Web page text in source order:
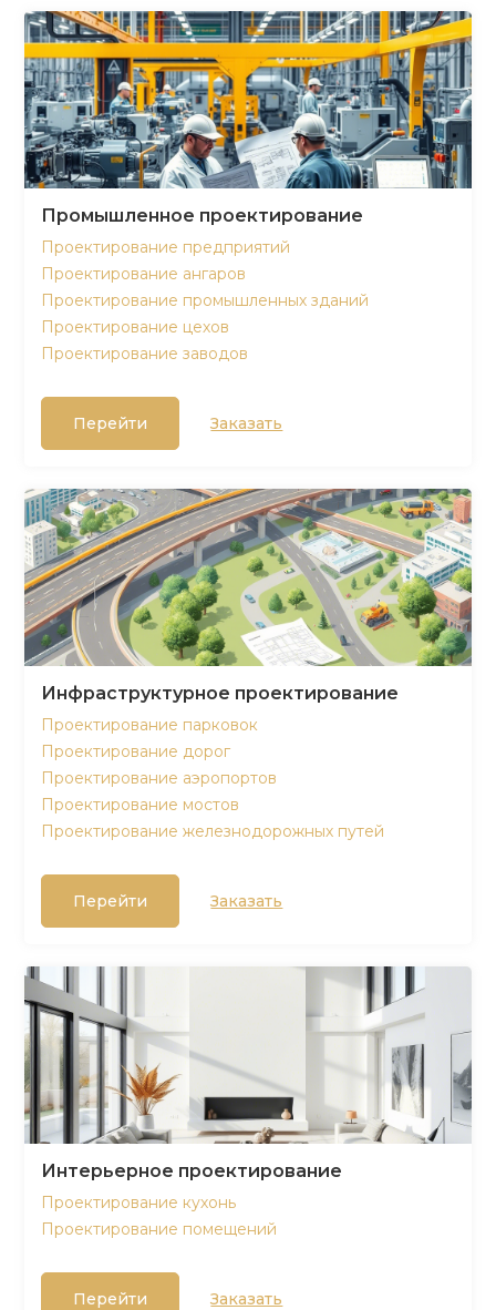
Промышленное проектирование
Проектирование предприятий
Проектирование ангаров
Проектирование промышленных зданий
Проектирование цехов
Проектирование заводов
Перейти Заказать
Инфраструктурное проектирование
Проектирование парковок
Проектирование дорог
Проектирование аэропортов
Проектирование мостов
Проектирование железнодорожных путей
Перейти Заказать
Интерьерное проектирование
Проектирование кухонь
Проектирование помещений
Перейти Заказать